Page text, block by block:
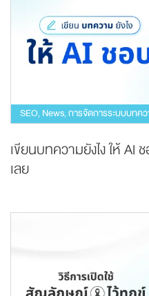
SEO, News,การจัดการระบบบทค
เขียนบทความยังไง ให้ AI
เลย